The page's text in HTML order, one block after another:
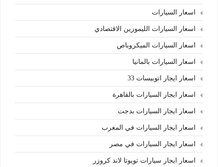
اسعار السيارات
اسعار السيارات الليموزين الاقتصادي
اسعار السيارات الميكروباص
اسعار السيارات بالمانيا
اسعار ايجار اتوبيسات 33
اسعار ايجار السيارات بالقاهرة
اسعار ايجار السيارات بدجت
اسعار ايجار السيارات في المغرب
اسعار ايجار السيارات في مصر
اسعار ايجار سيارات تويوتا لاند كروزر